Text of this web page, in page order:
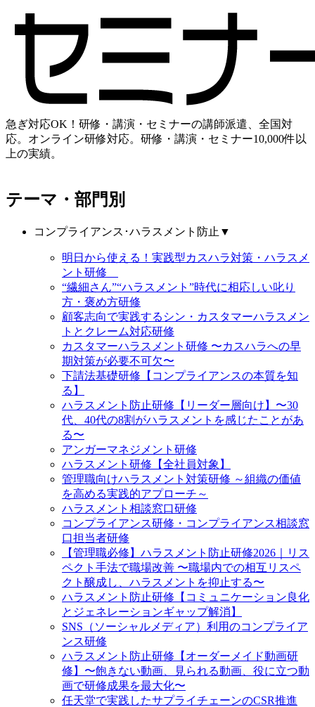
急ぎ対応OK！研修・講演・セミナーの講師派遣、全国対
応。オンライン研修対応。研修・講演・セミナー10,000件以
上の実績。
テーマ・部門別
コンプライアンス･ハラスメント防止 ▼
明日から使える！実践型カスハラ対策・ハラスメ
ント研修
“繊細さん”“ハラスメント”時代に相応しい叱り
方・褒め方研修
顧客志向で実践するシン・カスタマーハラスメン
トとクレーム対応研修
カスタマーハラスメント研修 〜カスハラへの早
期対策が必要不可欠〜
下請法基礎研修【コンプライアンスの本質を知
る】
ハラスメント防止研修【リーダー層向け】〜30
代、40代の8割がハラスメントを感じたことがあ
る〜
アンガーマネジメント研修
ハラスメント研修【全社員対象】
管理職向けハラスメント対策研修 ～組織の価値
を高める実践的アプローチ～
ハラスメント相談窓口研修
コンプライアンス研修・コンプライアンス相談窓
口担当者研修
【管理職必修】ハラスメント防止研修2026｜リス
ペクト手法で職場改善 〜職場内での相互リスペ
クト醸成し、ハラスメントを抑止する〜
ハラスメント防止研修【コミュニケーション良化
とジェネレーションギャップ解消】
SNS（ソーシャルメディア）利用のコンプライア
ンス研修
ハラスメント防止研修【オーダーメイド動画研
修】〜飽きない動画、見られる動画、役に立つ動
画で研修成果を最大化〜
任天堂で実践したサプライチェーンのCSR推進